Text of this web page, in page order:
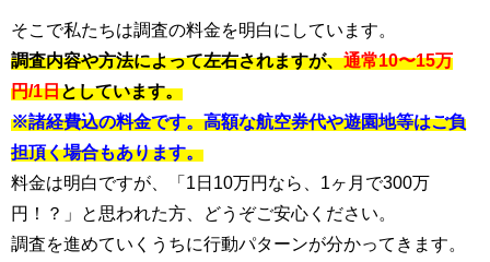
そこで私たちは調査の料金を明白にしています。
調査内容や方法によって左右されますが、通常10〜15万
円/1日としています。
※諸経費込の料金です。高額な航空券代や遊園地等はご負
担頂く場合もあります。
料金は明白ですが、「1日10万円なら、1ヶ月で300万
円！？」と思われた方、どうぞご安心ください。
調査を進めていくうちに行動パターンが分かってきます。